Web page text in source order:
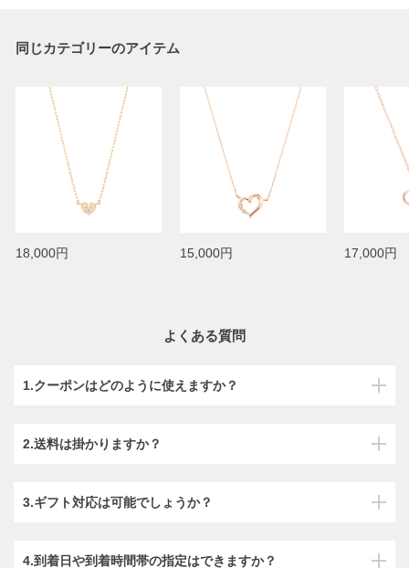
同じカテゴリーのアイテム
18,000円 15,000円 17,000円
よくある質問
1.クーポンはどのように使えますか？
2.送料は掛かりますか？
3.ギフト対応は可能でしょうか？
4.到着日や到着時間帯の指定はできますか？